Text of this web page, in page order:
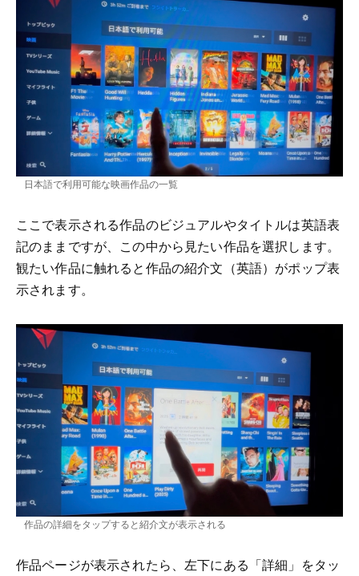
日本語で利用可能な映画作品の一覧
ここで表示される作品のビジュアルやタイトルは英語表
記のままですが、この中から見たい作品を選択します。
観たい作品に触れると作品の紹介文（英語）がポップ表
示されます。
作品の詳細をタップすると紹介文が表示される
作品ページが表示されたら、左下にある「詳細」をタッ